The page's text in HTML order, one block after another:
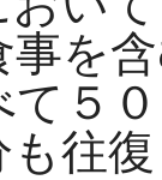
事を
て５
往